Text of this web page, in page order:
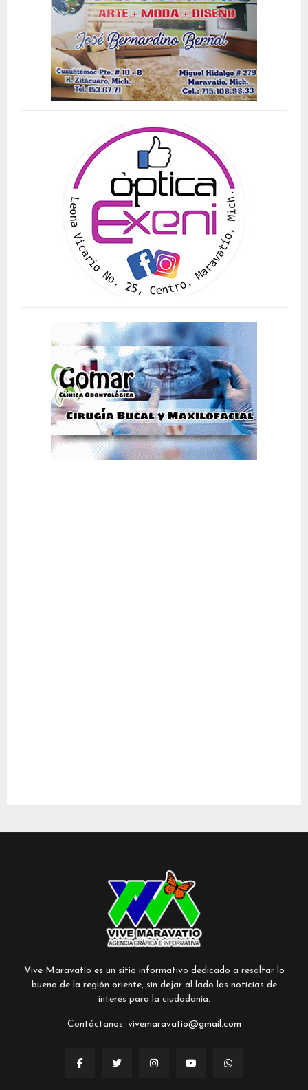
Vive Maravatío es un sitio informativo dedicado a resaltar lo
bueno de la región oriente, sin dejar al lado las noticias de
interés para la ciudadanía.
Contáctanos: vivemaravatio@gmail.com